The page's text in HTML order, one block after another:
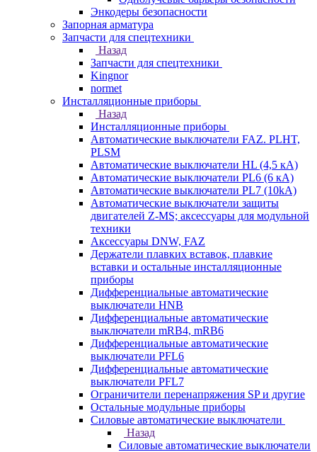
Энкодеры безопасности
Запорная арматура
Запчасти для спецтехники
Назад
Запчасти для спецтехники
Kingnor
normet
Инсталляционные приборы
Назад
Инсталляционные приборы
Автоматические выключатели FAZ. PLHT,
PLSM
Автоматические выключатели HL (4,5 кА)
Автоматические выключатели PL6 (6 кА)
Автоматические выключатели PL7 (10kA)
Автоматические выключатели защиты
двигателей Z-MS; аксессуары для модульной
техники
Аксессуары DNW, FAZ
Держатели плавких вставок, плавкие
вставки и остальные инсталляционные
приборы
Дифференциальные автоматические
выключатели HNB
Дифференциальные автоматические
выключатели mRB4, mRB6
Дифференциальные автоматические
выключатели PFL6
Дифференциальные автоматические
выключатели PFL7
Ограничители перенапряжения SP и другие
Остальные модульные приборы
Силовые автоматические выключатели
Назад
Силовые автоматические выключатели